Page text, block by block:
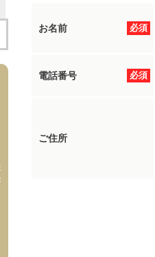
必須
お名前
必須
電話番号
ご住所